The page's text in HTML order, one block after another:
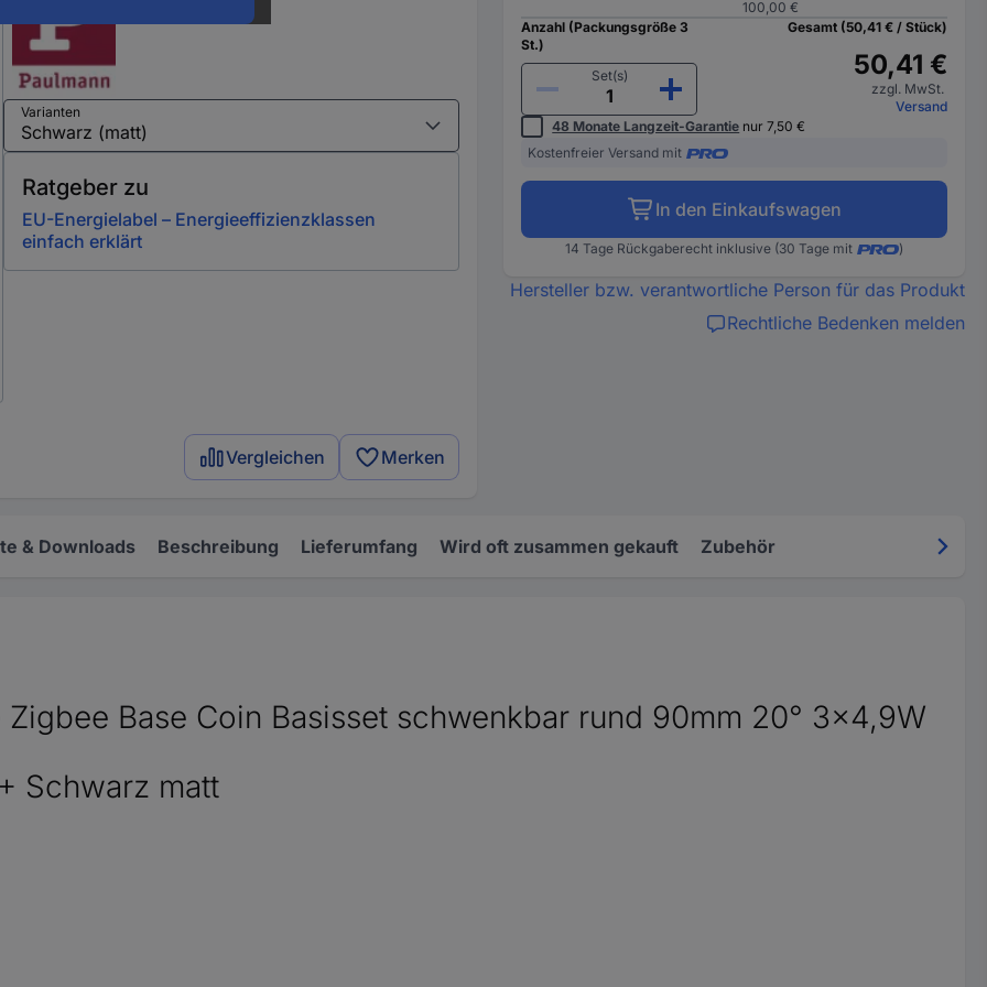
Varianten
Ratgeber zu
EU-Energielabel – Energieeffizienzklassen
einfach erklärt
Vergleichen Merken
100,00 €
Anzahl (Packungsgröße 3
St.)
Set(s)
Gesamt (50,41 € / Stück)
50,41 €
zzgl. MwSt.
Versand
48 Monate Langzeit-Garantie nur 7,50 €
Kostenfreier Versand mit
In den Einkaufswagen
14 Tage Rückgaberecht inklusive (30 Tage mit )
Hersteller bzw. verantwortliche Person für das Produkt
Rechtliche Bedenken melden
& Downloads Beschreibung Lieferumfang Wird oft zusammen gekauft Zubehör
Base Coin Basisset schwenkbar rund 90mm 20° 3x4,9W
Schwarz matt